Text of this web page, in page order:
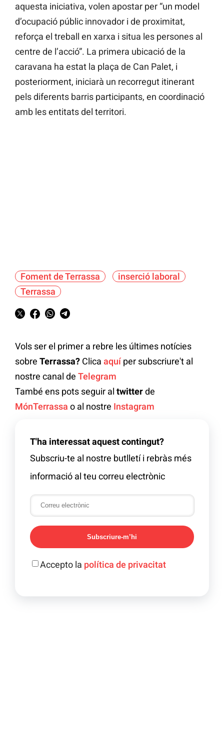
aquesta iniciativa, volen apostar per “un model
d’ocupació públic innovador i de proximitat,
reforça el treball en xarxa i situa les persones al
centre de l’acció”. La primera ubicació de la
caravana ha estat la plaça de Can Palet, i
posteriorment, iniciarà un recorregut itinerant
pels diferents barris participants, en coordinació
amb les entitats del territori.
Foment de Terrassa
inserció laboral
Terrassa
Vols ser el primer a rebre les últimes notícies
sobre Terrassa? Clica aquí per subscriure't al
nostre canal de Telegram
També ens pots seguir al twitterde
MónTerrassa o al nostre Instagram
T'ha interessat aquest contingut?
Subscriu-te al nostre butlletí i rebràs més
informació al teu correu electrònic
Subscriure-m’hi
Accepto la política de privacitat